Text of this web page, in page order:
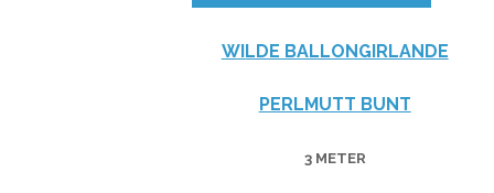
WILDE BALLONGIRLANDE
PERLMUTT BUNT
3 METER